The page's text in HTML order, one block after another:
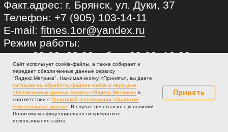
Сайт использует cookie-файлы, а также собирает и
передает обезличенные данные сервису
"Яндекс.Метрика". Нажимая кнопку «Принять», вы даете
согласие на обработку файлов cookie и передаче
обезличенных данных сервису «Яндекс.Метрика» в
соответствии с Политикой в отношении обработки
персональных данных . В случае несогласия с условиями
Политики конфиденциальности прекратите
использование сайта.
Принять